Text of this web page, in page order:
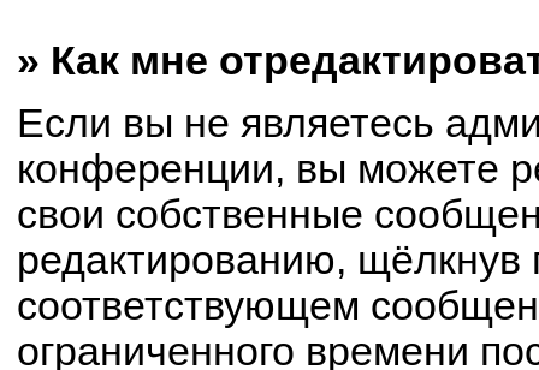
» Как мне
Если вы не являетесь
конференции, вы можете
свои собственные
редактированию, щёлкнув
соответствующем
ограниченного времени